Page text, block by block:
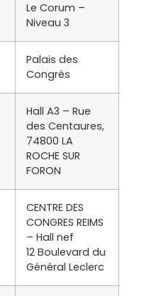
Le Corum –
Niveau 3
Palais des
Congrès
Hall A3 – Rue
des Centaures,
74800 LA
ROCHE SUR
FORON
CENTRE DES
CONGRES REIMS
– Hall nef
12 Boulevard du
Général Leclerc